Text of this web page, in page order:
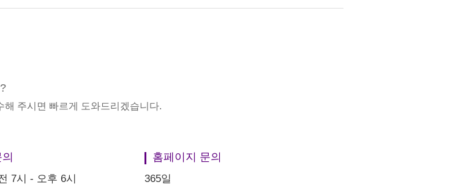
주시면 빠르게 도와드리겠습니다.
7시 - 오후 6시
홈페이지 문의
365일